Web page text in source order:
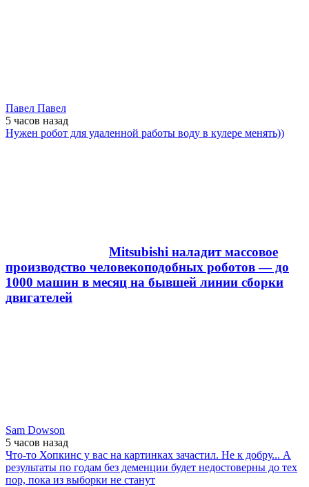
Павел Павел
5 часов назад
Нужен робот для удаленной работы воду в кулере менять))
Mitsubishi наладит массовое
производство человекоподобных роботов — до
1000 машин в месяц на бывшей линии сборки
двигателей
Sam Dowson
5 часов назад
Что-то Хопкинс у вас на картинках зачастил. Не к добру... А
результаты по годам без деменции будет недостоверны до тех
пор, пока из выборки не станут